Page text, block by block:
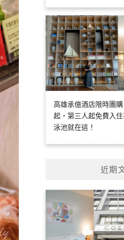
高雄承億酒店限時團
起，第三人起免費入
泳池就在這！
近期